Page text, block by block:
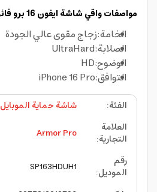
مواصفات واقي شاشة ايفون 16 برو فائق الصلابة من أرمور برو:
الخامة:زجاج مقوى عالي الجودة
الصلابة:UltraHard
الوضوح:HD
التوافق:iPhone 16 Pro
الفئة:
شاشة حماية الموبايل
العلامة
التجارية:
Armor Pro
رقم
الموديل:
SP163HDUH1